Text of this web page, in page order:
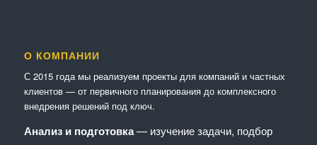
О КОМПАНИИ
С 2015 года мы реализуем проекты для компаний и частных
клиентов — от первичного планирования до комплексного
внедрения решений под ключ.
Анализ и подготовка— изучение задачи, подбор